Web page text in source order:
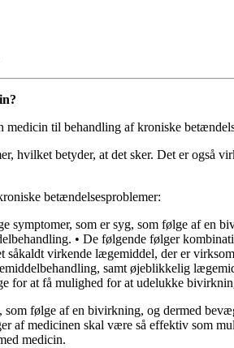
medicin til behandling af kroniske
hvilket betyder, at det sker. Det er også
betændelsesproblemer:
symptomer, som er syg, som følge af
• De følgende følger
såkaldt virkende lægemiddel, der er
samt øjeblikkelig
for at få mulighed for at udelukke
som følge af en bivirkning, og dermed
af medicinen skal være så effektiv som
medicin.